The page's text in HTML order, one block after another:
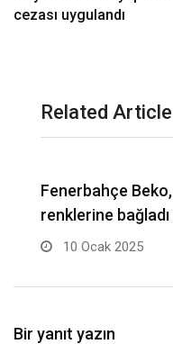
cezası uygulandı
Related
Gizli buzlanma
otomobil
3 Ocak 2025
Bir yanıt yazın